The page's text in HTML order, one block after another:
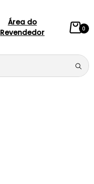
Área do
Revendedor
0